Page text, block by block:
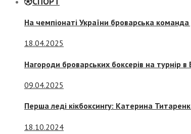
На чемпіонаті України броварська
18.04.2025
Нагороди броварських боксерів на турнір в
09.04.2025
Перша леді кікбоксингу: Катерина
18.10.2024